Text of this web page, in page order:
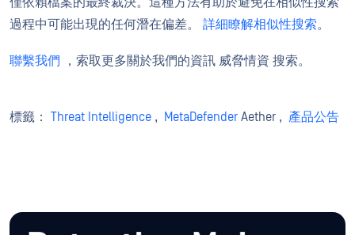
過程中可能出現的任何潛在偏差。 詳細瞭解相似性搜索。
聯繫我們 ，索取更多關於我們的資訊 威脅情資 搜索。
標籤： Threat Intelligence , MetaDefender Aether , 產品公告